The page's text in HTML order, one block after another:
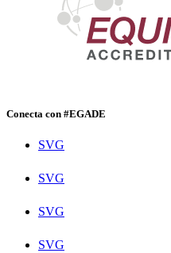
Conecta con #EGADE
SVG
SVG
SVG
SVG